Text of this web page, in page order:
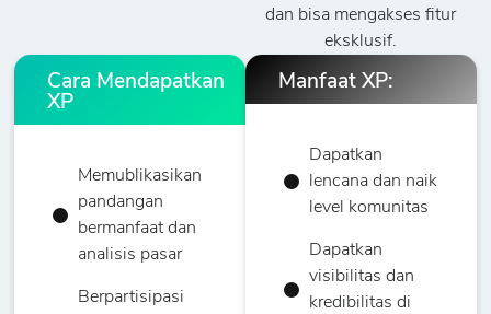
dan bisa mengakses fitur
eksklusif.
Cara Mendapatkan
XP
Memublikasikan
pandangan
bermanfaat dan
analisis pasar
Berpartisipasi
Manfaat XP:
Dapatkan
lencana dan naik
level komunitas
Dapatkan
visibilitas dan
kredibilitas di